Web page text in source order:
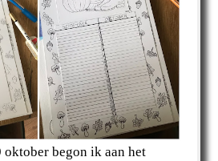
oktober begon ik aan het